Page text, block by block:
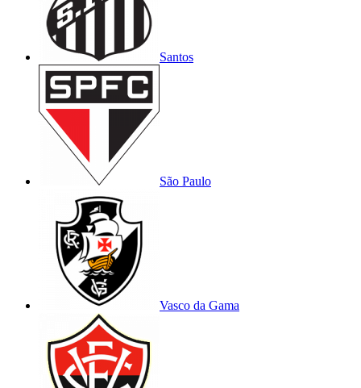
Santos
São Paulo
Vasco da Gama